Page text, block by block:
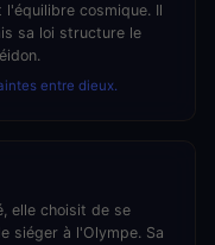
cosmique. Il
sa loi structure le
entre dieux.
elle choisit de se
siéger à l'Olympe. Sa